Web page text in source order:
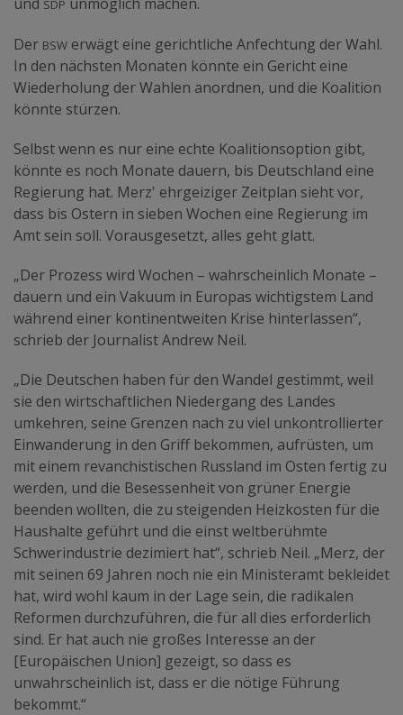
Der bsw erwägt eine gerichtliche Anfechtung der Wahl.
In den nächsten Monaten könnte ein Gericht eine
Wiederholung der Wahlen anordnen, und die Koalition
könnte stürzen.
Selbst wenn es nur eine echte Koalitionsoption gibt,
könnte es noch Monate dauern, bis Deutschland eine
Regierung hat. Merz' ehrgeiziger Zeitplan sieht vor,
dass bis Ostern in sieben Wochen eine Regierung im
Amt sein soll. Vorausgesetzt, alles geht glatt.
„Der Prozess wird Wochen – wahrscheinlich Monate –
dauern und ein Vakuum in Europas wichtigstem Land
während einer kontinentweiten Krise hinterlassen“,
schrieb der Journalist Andrew Neil.
„Die Deutschen haben für den Wandel gestimmt, weil
sie den wirtschaftlichen Niedergang des Landes
umkehren, seine Grenzen nach zu viel unkontrollierter
Einwanderung in den Griff bekommen, aufrüsten, um
mit einem revanchistischen Russland im Osten fertig zu
werden, und die Besessenheit von grüner Energie
beenden wollten, die zu steigenden Heizkosten für die
Haushalte geführt und die einst weltberühmte
Schwerindustrie dezimiert hat“, schrieb Neil. „Merz, der
mit seinen 69 Jahren noch nie ein Ministeramt bekleidet
hat, wird wohl kaum in der Lage sein, die radikalen
Reformen durchzuführen, die für all dies erforderlich
sind. Er hat auch nie großes Interesse an der
[Europäischen Union] gezeigt, so dass es
unwahrscheinlich ist, dass er die nötige Führung
bekommt.“